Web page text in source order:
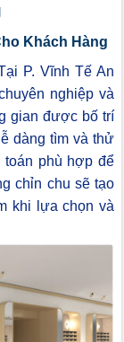
Khách Hàng
P. Vĩnh Tế An
nghiệp và
gian được bố trí
dàng tìm và thử
toán phù hợp để
chỉn chu sẽ tạo
khi lựa chọn và